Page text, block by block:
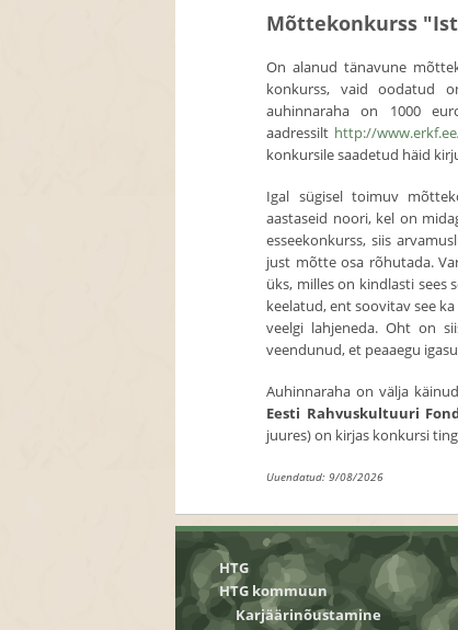
Mõttekonkurss
On alanud tänavune
konkurss, vaid oodatud
auhinnaraha on 1000
aadressilt http://
konkursile saadetud häid
Igal sügisel toimuv
aastaseid noori, kel on
esseekonkurss, siis
just mõtte osa rõhutada.
üks, milles on kindlasti sees
keelatud, ent soovitav see
veelgi lahjeneda. Oht on
veendunud, et peaaegu
Auhinnaraha on välja
Eesti Rahvuskultuuri
juures) on kirjas konkursi
Uuendatud: 9/08/2026
HTG
HTG kommuun
Karjäärinõustamine